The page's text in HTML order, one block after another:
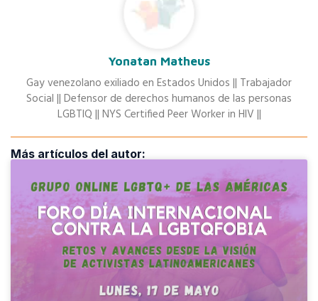
Yonatan Matheus
Gay venezolano exiliado en Estados Unidos || Trabajador
Social || Defensor de derechos humanos de las personas
LGBTIQ || NYS Certified Peer Worker in HIV ||
Más artículos del autor: